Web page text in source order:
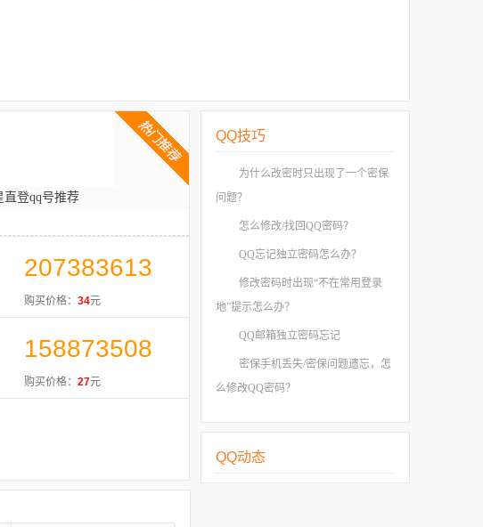
直登qq号推荐
207383613
购买价格： 34元
158873508
购买价格： 27元
QQ技巧
为什么改密时只出现了一个密保
问题？
怎么修改/找回QQ密码？
QQ忘记独立密码怎么办？
修改密码时出现“不在常用登录
地”提示怎么办？
QQ邮箱独立密码忘记
密保手机丢失/密保问题遗忘，怎
么修改QQ密码？
QQ动态